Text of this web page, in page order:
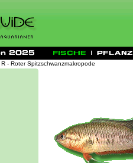
R- Roter Spitzschwanzmakropode